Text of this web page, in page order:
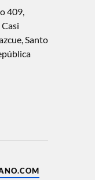
409,
Santo